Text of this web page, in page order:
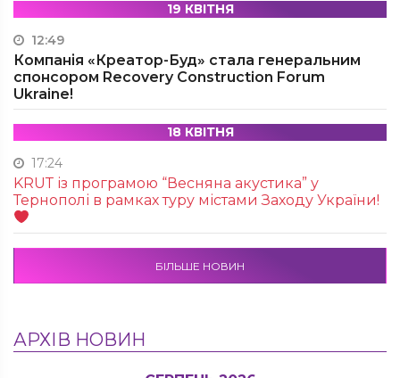
19 КВІТНЯ
12:49
Компанія «Креатор-Буд» стала генеральним
спонсором Recovery Construction Forum
Ukraine!
18 КВІТНЯ
17:24
KRUТ із програмою “Весняна акустика” у
Тернополі в рамках туру містами Заходу України!
БІЛЬШЕ НОВИН
АРХІВ НОВИН